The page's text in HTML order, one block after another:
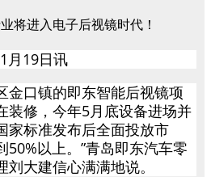
月19日讯
金口镇的即东智能后视镜项
装修，今年5月底设备进场并
家标准发布后全面投放市
50%以上。”青岛即东汽车零
大建信心满满地说。